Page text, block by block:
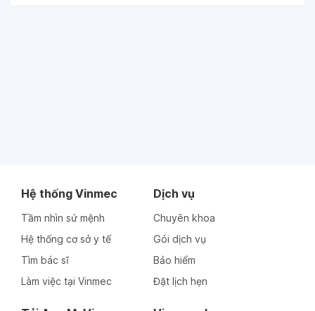
Hệ thống Vinmec
Tầm nhìn sứ mệnh
Hệ thống cơ sở y tế
Tìm bác sĩ
Làm việc tại Vinmec
Dịch vụ
Chuyên khoa
Gói dịch vụ
Bảo hiểm
Đặt lịch hẹn